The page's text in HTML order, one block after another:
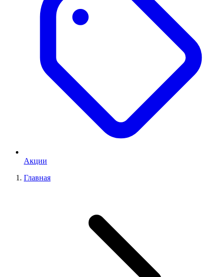
Акции
Главная